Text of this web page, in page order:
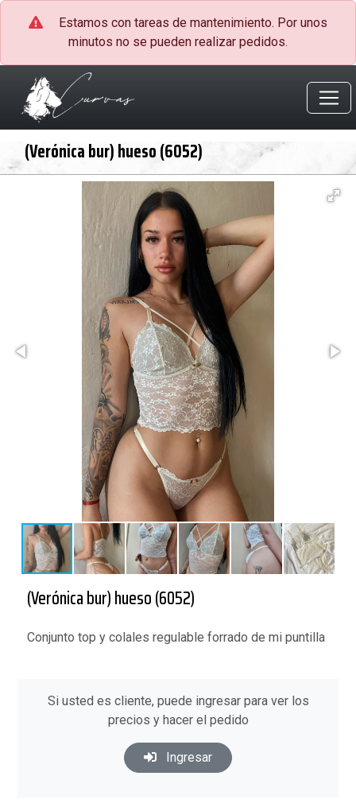
Estamos con tareas de mantenimiento. Por unos
minutos no se pueden realizar pedidos.
(Verónica bur) hueso (6052)
(Verónica bur) hueso (6052)
Conjunto top y colales regulable forrado de mi puntilla
Si usted es cliente, puede ingresar para ver los
precios y hacer el pedido
Ingresar